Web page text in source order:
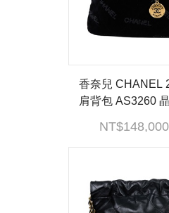
香奈兒 CHANEL
肩背包 AS3260
NT$148,000